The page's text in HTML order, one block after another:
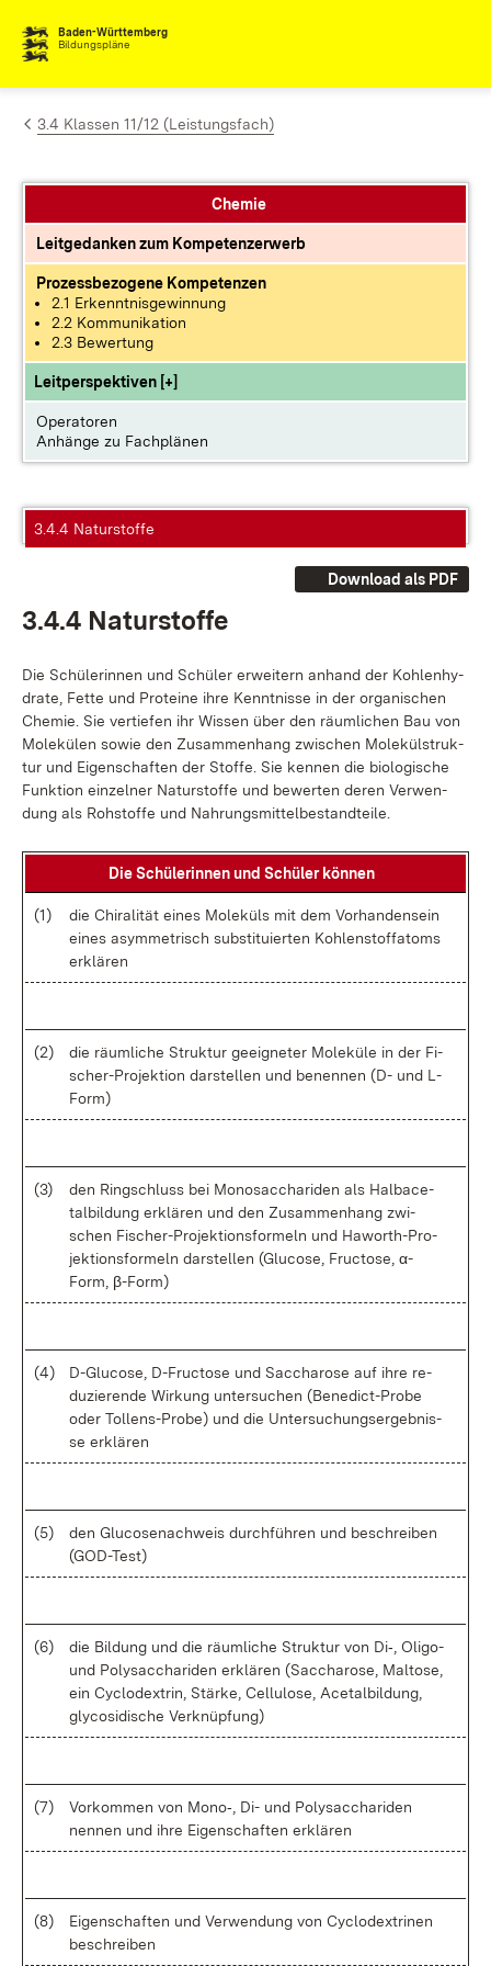
Zum Inhalt springen
Baden-Württemberg
Bildungspläne
3.4 Klassen 11/12 (Leistungsfach)
Chemie
Leitgedanken zum Kompetenzerwerb
Prozessbezogene Kompetenzen
2.1 Erkenntnisgewinnung
2.2 Kommunikation
2.3 Bewertung
Leitperspektiven [+]
Operatoren
Anhänge zu Fachplänen
3.4.4 Naturstoffe
Download als PDF
3.4.4 Na­tur­stof­fe
Die Schü­le­rin­nen und Schü­ler er­wei­tern an­hand der Koh­len­hy­
dra­te, Fet­te und Pro­te­ine ih­re Kennt­nis­se in der or­ga­ni­schen
Che­mie. Sie ver­tie­fen ihr Wis­sen über den räum­li­chen Bau von
Mo­le­kü­len so­wie den Zu­sam­men­hang zwi­schen Mo­le­kül­struk­
tur und Ei­gen­schaf­ten der Stof­fe. Sie ken­nen die bio­lo­gi­sche
Funk­ti­on ein­zel­ner Na­tur­stof­fe und be­wer­ten de­ren Ver­wen­
dung als Roh­stof­fe und Nah­rungs­mit­tel­be­stand­tei­le.
Die Schü­le­rin­nen und Schü­ler kön­nen
(1)
die Chi­ra­li­tät ei­nes Mo­le­küls mit dem Vor­han­den­sein
ei­nes asym­me­trisch sub­sti­tu­ier­ten Koh­len­stoff­atoms
er­klä­ren
(2)
die räum­li­che Struk­tur ge­eig­ne­ter Mo­le­kü­le in der Fi­
scher-Pro­jek­ti­on dar­stel­len und be­nen­nen (D- und L-
Form)
(3)
den Ring­schluss bei Mo­no­sac­cha­ri­den als Hal­bace­
tal­bil­dung er­klä­ren und den Zu­sam­men­hang zwi­
schen Fi­scher-Pro­jek­ti­ons­for­meln und Ha­wort­h-Pro­
jek­ti­ons­for­meln dar­stel­len (Glu­co­se, Fruc­to­se, α-
Form, β-Form)
(4)
D-G­lu­co­se, D-F­ruc­to­se und Sac­cha­ro­se auf ih­re re­
du­zie­ren­de Wir­kung un­ter­su­chen (Be­ne­dic­t-Pro­be
oder Tol­len­s-Pro­be) und die Un­ter­su­chungs­er­geb­nis­
se er­klä­ren
(5)
den Glu­co­se­nach­weis durch­füh­ren und be­schrei­ben
(GO­D-Test)
(6)
die Bil­dung und die räum­li­che Struk­tur von Di‑, Oli­go-
und Po­ly­sac­cha­ri­den er­klä­ren (Sac­cha­ro­se, Mal­to­se,
ein Cy­clo­dex­trin, Stär­ke, Cel­lu­lo­se, Ace­tal­bil­dung,
gly­co­si­di­sche Ver­knüp­fung)
(7)
Vor­kom­men von Mo­no‑, Di- und Po­ly­sac­cha­ri­den
nen­nen und ih­re Ei­gen­schaf­ten er­klä­ren
(8)
Ei­gen­schaf­ten und Ver­wen­dung von Cy­clo­dex­tri­nen
be­schrei­ben